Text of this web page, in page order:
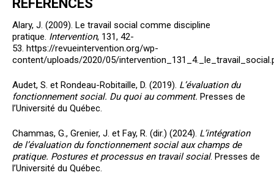
RÉFÉRENCES
Alary, J. (2009). Le travail social comme discipline
pratique. Intervention, 131, 42-
53. https://revueintervention.org/wp-
content/uploads/2020/05/
Audet, S. et Rondeau-Robitaille, D. (2019). L’évaluation du
fonctionnement social. Du quoi au comment. Presses de
l’Université du Québec.
Chammas, G., Grenier, J. et Fay, R. (dir.) (2024). L’intégration
de l’évaluation du fonctionnement social aux champs de
pratique. Postures et processus en travail social. Presses de
l’Université du Québec.